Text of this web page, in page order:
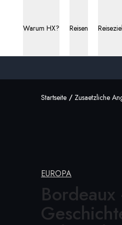
Warum HX? Reisen
Startseite Zusaetzliche
EUROPA